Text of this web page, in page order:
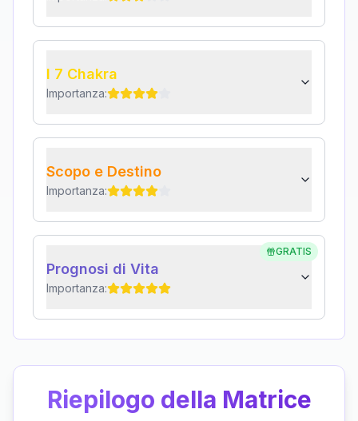
I 7 Chakra
Importanza:
Scopo e Destino
Importanza:
GRATIS
Prognosi di Vita
Importanza:
Riepilogo della Matrice